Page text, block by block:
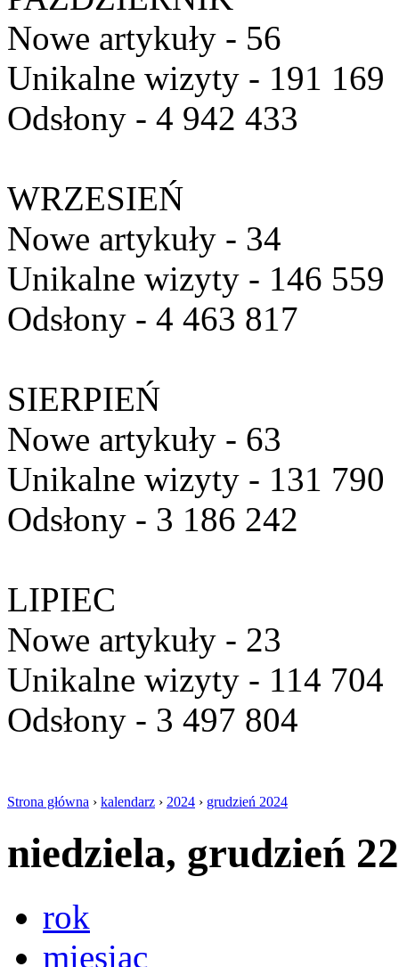
Nowe artykuły - 56
Unikalne wizyty - 191 169
Odsłony - 4 942 433
WRZESIEŃ
Nowe artykuły - 34
Unikalne wizyty - 146 559
Odsłony - 4 463 817
SIERPIEŃ
Nowe artykuły - 63
Unikalne wizyty - 131 790
Odsłony - 3 186 242
LIPIEC
Nowe artykuły - 23
Unikalne wizyty - 114 704
Odsłony - 3 497 804
Strona główna › kalendarz › 2024 › grudzień 2024
niedziela, grudzień
rok
miesiąc